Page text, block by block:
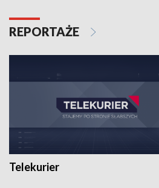
REPORTAŻE
Telekurier